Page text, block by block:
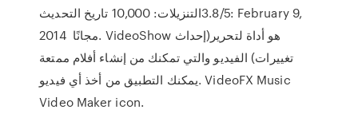
3.8/5التنزيلات: 10,000 تاريخ التحديث: February 9,
2014 مجانًا. VideoShow هو أداة لتحرير(إحداث
تغييرات) الفيديو والتي تمكنك من إنشاء أفلام ممتعة
يمكنك التطبيق من أخذ أي فيديو. VideoFX Music
Video Maker icon.